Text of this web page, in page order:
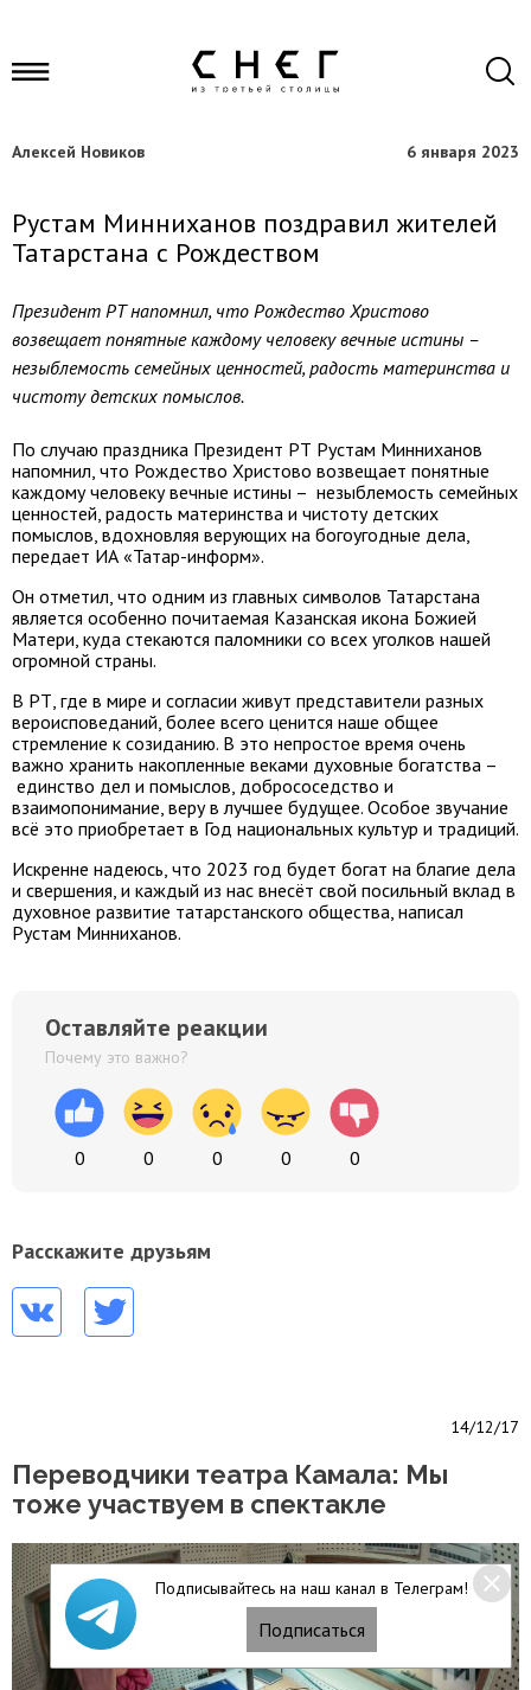
Алексей Новиков 6 января 2023
Рустам Минниханов поздравил жителей
Татарстана с Рождеством
Президент РТ напомнил, что Рождество Христово
возвещает понятные каждому человеку вечные истины –
незыблемость семейных ценностей, радость материнства и
чистоту детских помыслов.
По случаю праздника Президент РТ Рустам Минниханов
напомнил, что Рождество Христово возвещает понятные
каждому человеку вечные истины – незыблемость семейных
ценностей, радость материнства и чистоту детских
помыслов, вдохновляя верующих на богоугодные дела,
передает ИА «Татар-информ».
Он отметил, что одним из главных символов Татарстана
является особенно почитаемая Казанская икона Божией
Матери, куда стекаются паломники со всех уголков нашей
огромной страны.
В РТ, где в мире и согласии живут представители разных
вероисповеданий, более всего ценится наше общее
стремление к созиданию. В это непростое время очень
важно хранить накопленные веками духовные богатства –
единство дел и помыслов, добрососедство и
взаимопонимание, веру в лучшее будущее. Особое звучание
всё это приобретает в Год национальных культур и традиций.
Искренне надеюсь, что 2023 год будет богат на благие дела
и свершения, и каждый из нас внесёт свой посильный вклад в
духовное развитие татарстанского общества, написал
Рустам Минниханов.
Оставляйте реакции
Почему это важно?
0 0 0 0 0
Расскажите друзьям
14/12/17
Переводчики театра Камала: Мы
тоже участвуем в спектакле
Подписывайтесь на наш канал в Телеграм!
Подписаться